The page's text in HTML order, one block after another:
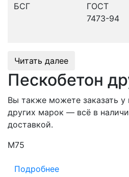
БСГ
ГОСТ
7473-94
Читать далее
Пескобетон
Вы также можете заказать у
других марок — всё в
доставкой.
М75
Подробнее